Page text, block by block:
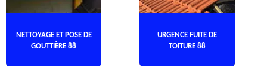
NETTOYAGE ET POSE DE
GOUTTIÈRE 88
URGENCE FUITE DE
TOITURE 88